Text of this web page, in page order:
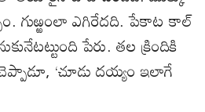
గుఱ్ఱంలా ఎగిరేదది. పేకాట కాల్
పేరు. తల క్రిందికి
‘చూడు దయ్యం ఇలాగే